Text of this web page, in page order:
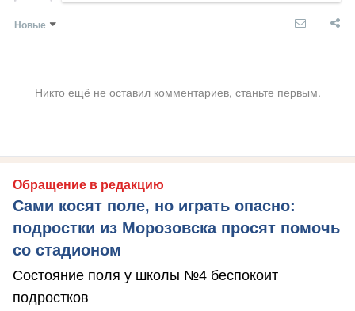
Новые
Никто ещё не оставил комментариев, станьте первым.
Обращение в редакцию
Сами косят поле, но играть опасно:
подростки из Морозовска просят помочь
со стадионом
Состояние поля у школы №4 беспокоит
подростков